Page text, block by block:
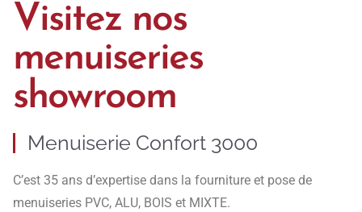
Visitez nos
menuiseries
showroom
Menuiserie Confort 3000
C’est 35 ans d’expertise dans la fourniture et pose de
menuiseries PVC, ALU, BOIS et MIXTE.